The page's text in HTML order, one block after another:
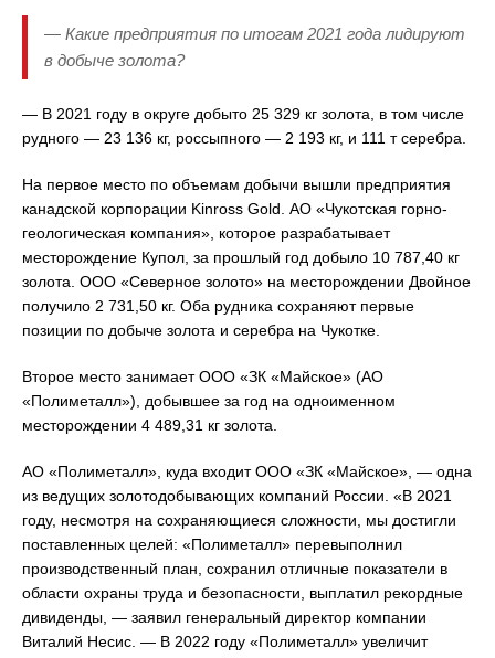
— Какие предприятия по итогам 2021 года лидируют
в добыче золота?
— В 2021 году в округе добыто 25 329 кг золота, в том числе
рудного — 23 136 кг, россыпного — 2 193 кг, и 111 т серебра.
На первое место по объемам добычи вышли предприятия
канадской корпорации Kinross Gold. АО «Чукотская горно-
геологическая компания», которое разрабатывает
месторождение Купол, за прошлый год добыло 10 787,40 кг
золота. ООО «Северное золото» на месторождении Двойное
получило 2 731,50 кг. Оба рудника сохраняют первые
позиции по добыче золота и серебра на Чукотке.
Второе место занимает ООО «ЗК «Майское» (АО
«Полиметалл»), добывшее за год на одноименном
месторождении 4 489,31 кг золота.
АО «Полиметалл», куда входит ООО «ЗК «Майское», — одна
из ведущих золотодобывающих компаний России. «В 2021
году, несмотря на сохраняющиеся сложности, мы достигли
поставленных целей: «Полиметалл» перевыполнил
производственный план, сохранил отличные показатели в
области охраны труда и безопасности, выплатил рекордные
дивиденды, — заявил генеральный директор компании
Виталий Несис. — В 2022 году «Полиметалл» увеличит